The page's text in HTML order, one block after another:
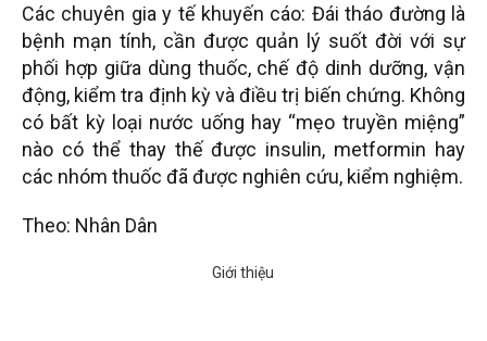
Các chuyên gia y tế khuyến cáo: Đái tháo đường là
bệnh mạn tính, cần được quản lý suốt đời với sự
phối hợp giữa dùng thuốc, chế độ dinh dưỡng, vận
động, kiểm tra định kỳ và điều trị biến chứng. Không
có bất kỳ loại nước uống hay “mẹo truyền miệng”
nào có thể thay thế được insulin, metformin hay
các nhóm thuốc đã được nghiên cứu, kiểm nghiệm.
Theo: Nhân Dân